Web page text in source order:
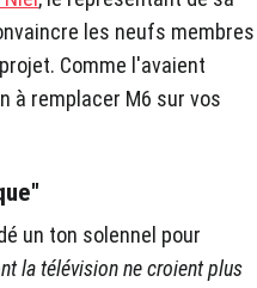
les neufs membres
Comme l'avaient
à remplacer M6 sur vos
un ton solennel pour
la télévision ne croient plus